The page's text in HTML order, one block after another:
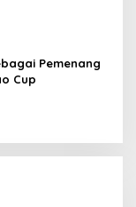
Pemenang
Cup